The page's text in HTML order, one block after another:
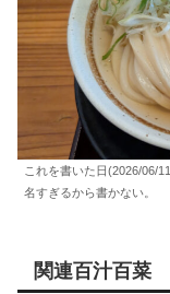
これを書いた日(2026/06/
名すぎるから書かない。
関連百汁百菜